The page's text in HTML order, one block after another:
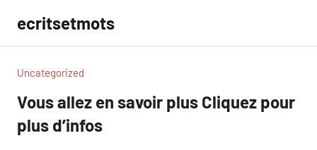
contenu
ecritsetmots
Uncategorized
Vous allez en savoir plus Cliquez pour
plus d’infos